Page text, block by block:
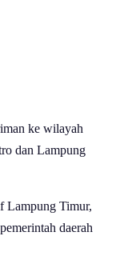
ke wilayah
dan Lampung
Lampung Timur,
daerah